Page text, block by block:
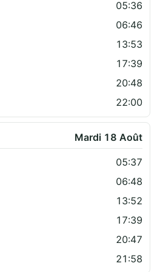
05:36
06:46
13:53
17:39
20:48
22:00
Mardi 18 Août
05:37
06:48
13:52
17:39
20:47
21:58